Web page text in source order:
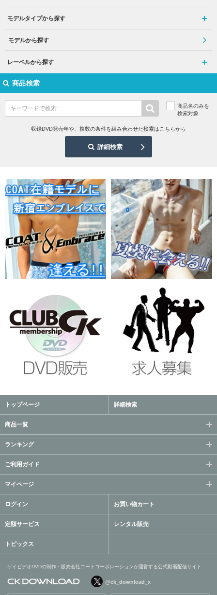
モデルタイプから探す
モデルから探す
レーベルから探す
商品検索
商品名のみを
検索対象
収録DVD発売年や、複数の条件を組み合わせた検索はこちらから
詳細検索
トップページ 詳細検索
商品一覧
ランキング
ご利用ガイド
マイページ
ログイン お買い物カート
定額サービス レンタル販売
トピックス
ゲイビデオDVDの制作・販売会社コートコーポレーションが運営する公式動画配信サイト
@ck_download_x